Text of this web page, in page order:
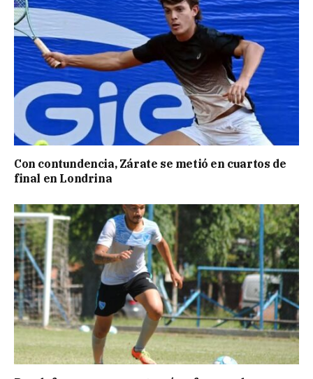
Con contundencia, Zárate se metió en cuartos de
final en Londrina